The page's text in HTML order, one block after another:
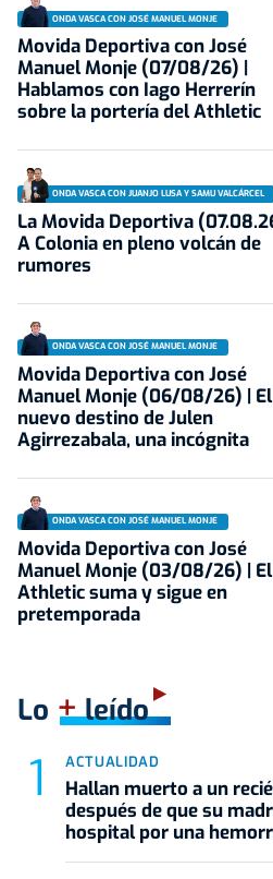
ONDA VASCA CON JOSÉ MANUEL MONJE
Movida Deportiva con José
Manuel Monje (07/08/26) |
Hablamos con Iago Herrerín
sobre la portería del Athletic
ONDA VASCA CON JUANJO LUSA Y SAMU VALCÁRCEL
La Movida Deportiva
A Colonia en pleno volcán de
rumores
ONDA VASCA CON JOSÉ MANUEL MONJE
Movida Deportiva con José
Manuel Monje (06/08/26) | El
nuevo destino de Julen
Agirrezabala, una incógnita
ONDA VASCA CON JOSÉ MANUEL MONJE
Movida Deportiva con José
Manuel Monje (03/08/26) | El
Athletic suma y sigue en
pretemporada
Lo +leído
ACTUALIDAD
Hallan muerto a un
después de que su
hospital por una